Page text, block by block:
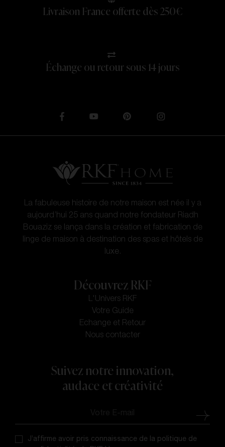
Livraison France offerte dès 250€
Échange ou retour sous 14 jours
La fabuleuse histoire de notre maison est née il y a
aujourd’hui 25 ans quand notre fondateur Riadh
Bouaziz se lança dans la création et fabrication de
linge de maison à destination des spas et hôtels de
luxe.
Découvrez RKF
L'Univers RKF
Votre Guide
Echange et Retour
Nous contacter
Suivez notre innovation,
audace et créativité
J’affirme avoir pris connaissance de la politique de